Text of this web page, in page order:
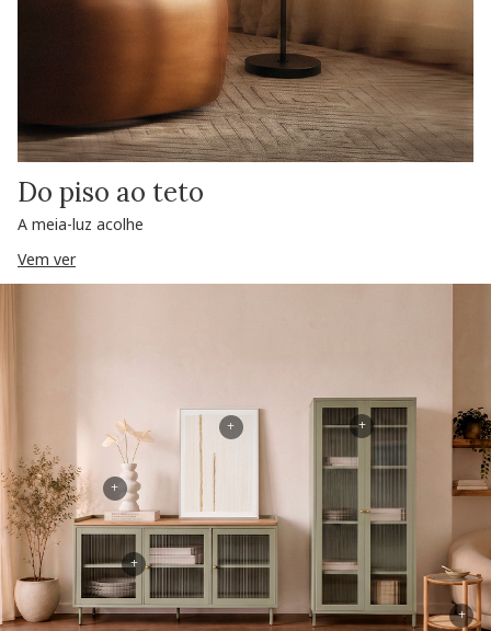
Do piso ao teto
A meia-luz acolhe
Vem ver
+
+
+
+
+